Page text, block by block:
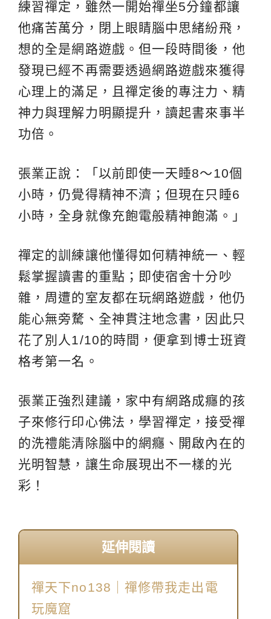
練習禪定，雖然一開始禪坐5分鐘都讓
他痛苦萬分，閉上眼睛腦中思緒紛飛，
想的全是網路遊戲。但一段時間後，他
發現已經不再需要透過網路遊戲來獲得
心理上的滿足，且禪定後的專注力、精
神力與理解力明顯提升，讀起書來事半
功倍。
張業正說：「以前即使一天睡8～10個
小時，仍覺得精神不濟；但現在只睡6
小時，全身就像充飽電般精神飽滿。」
禪定的訓練讓他懂得如何精神統一、輕
鬆掌握讀書的重點；即使宿舍十分吵
雜，周遭的室友都在玩網路遊戲，他仍
能心無旁騖、全神貫注地念書，因此只
花了別人1/10的時間，便拿到博士班資
格考第一名。
張業正強烈建議，家中有網路成癮的孩
子來修行印心佛法，學習禪定，接受禪
的洗禮能清除腦中的網癮、開啟內在的
光明智慧，讓生命展現出不一樣的光
彩！
延伸閱讀
禪天下no138｜ 禪修帶我走出電
玩魔窟